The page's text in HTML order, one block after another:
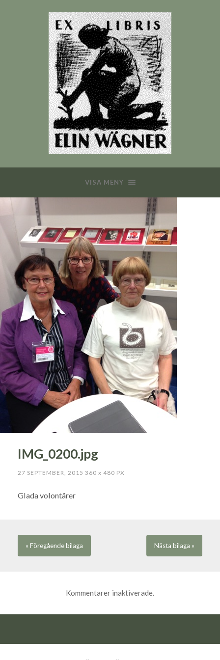
VISA MENY
IMG_0200.jpg
27 SEPTEMBER, 2015 360 x 480 PX
Glada volontärer
« Föregåendebilaga Nästa bilaga »
Kommentarer inaktiverade.